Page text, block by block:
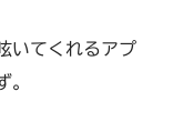
いてくれるアプ
。